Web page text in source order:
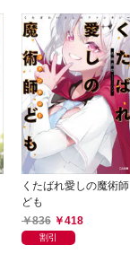
くたばれ愛しの魔術師
ども
836
418
割引